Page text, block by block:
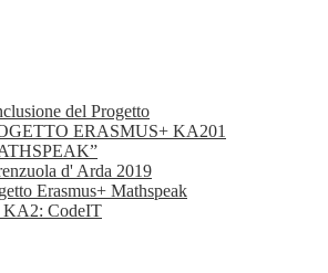
del Progetto
ERASMUS+ KA201
d' Arda 2019
Erasmus+ Mathspeak
KA2: CodeIT